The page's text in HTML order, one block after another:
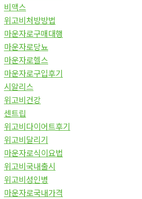
비맥스
위고비처방방법
마운자로구매대행
마운자로당뇨
마운자로헬스
마운자로구입후기
시알리스
위고비건강
센트립
위고비다이어트후기
위고비달리기
마운자로식이요법
위고비국내출시
위고비성인병
마운자로국내가격